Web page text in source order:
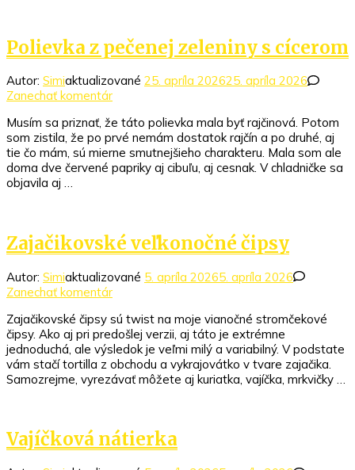
Polievka z pečenej zeleniny s cícerom
Autor: Simiaktualizované 25. apríla 202625. apríla 2026
Zanechať komentárk
Polievka
z
pečenej
zeleniny
Musím sa priznať, že táto polievka mala byť rajčinová. Potom
som zistila, že po prvé nemám dostatok rajčín a po druhé, aj
tie čo mám, sú mierne smutnejšieho charakteru. Mala som ale
doma dve červené papriky aj cibuľu, aj cesnak. V chladničke sa
objavila aj …
Zajačikovské veľkonočné čipsy
Autor: Simiaktualizované 5. apríla 20265. apríla 2026
Zanechať komentárk
Zajačikovské
veľkonočné
čipsy
Zajačikovské čipsy sú twist na moje vianočné stromčekové
čipsy. Ako aj pri predošlej verzii, aj táto je extrémne
jednoduchá, ale výsledok je veľmi milý a variabilný. V podstate
vám stačí tortilla z obchodu a vykrajovátko v tvare zajačika.
Samozrejme, vyrezávať môžete aj kuriatka, vajíčka, mrkvičky …
Vajíčková nátierka